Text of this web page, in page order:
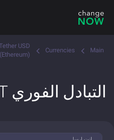
Main
Currencies
USD
(Ethereum)
التبادل الفوري USDT إلى ETH